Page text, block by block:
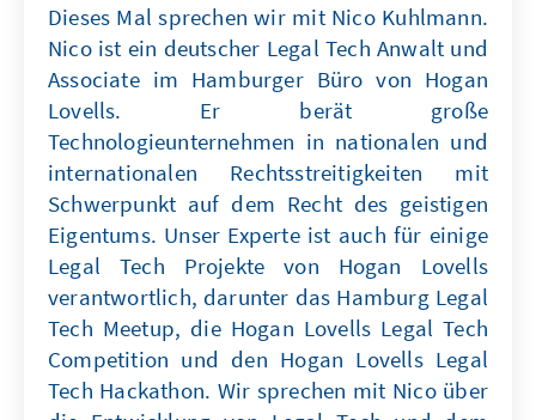
Dieses Mal sprechen wir mit Nico Kuhlmann.
Nico ist ein deutscher Legal Tech Anwalt und
Associate im Hamburger Büro von Hogan
Lovells. Er berät große
Technologieunternehmen in nationalen und
internationalen Rechtsstreitigkeiten mit
Schwerpunkt auf dem Recht des geistigen
Eigentums. Unser Experte ist auch für einige
Legal Tech Projekte von Hogan Lovells
verantwortlich, darunter das Hamburg Legal
Tech Meetup, die Hogan Lovells Legal Tech
Competition und den Hogan Lovells Legal
Tech Hackathon. Wir sprechen mit Nico über